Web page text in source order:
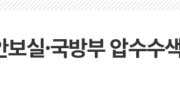
실·국방부 압수수